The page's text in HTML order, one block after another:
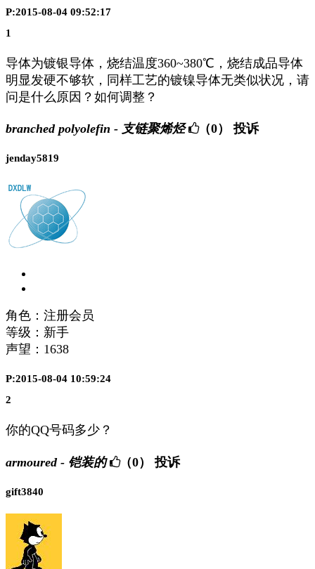
P:2015-08-04 09:52:17
1
导体为镀银导体，烧结温度360~380℃，烧结成品导体
明显发硬不够软，同样工艺的镀镍导体无类似状况，请
问是什么原因？如何调整？
branched polyolefin - 支链聚烯烃 （0） 投诉
jenday5819
角色：注册会员
等级：新手
声望： 1638
P:2015-08-04 10:59:24
2
你的QQ号码多少？
armoured - 铠装的 （0） 投诉
gift3840